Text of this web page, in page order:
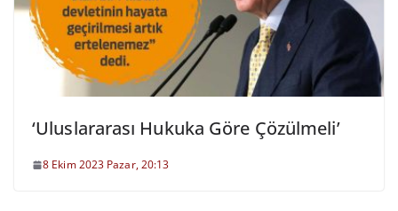
‘Uluslararası Hukuka Göre Çözülmeli’
8 Ekim 2023 Pazar, 20:13